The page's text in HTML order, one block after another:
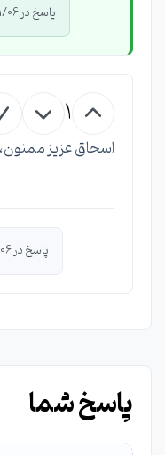
پاسخ در 1395/11/06 توسط
1
اسحاق عزیز ممنون،
پاسخ در 1395/11/06 توسط
پاسخ شما